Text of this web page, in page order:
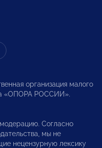
организация малого
«ОПОРА РОССИИ».
Согласно
мы не
нецензурную лексику